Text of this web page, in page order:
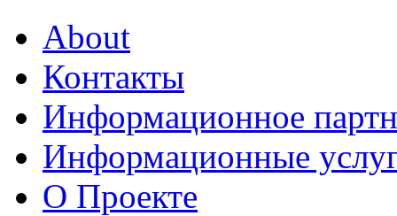
About
Контакты
Информационное
Информационные
О Проекте